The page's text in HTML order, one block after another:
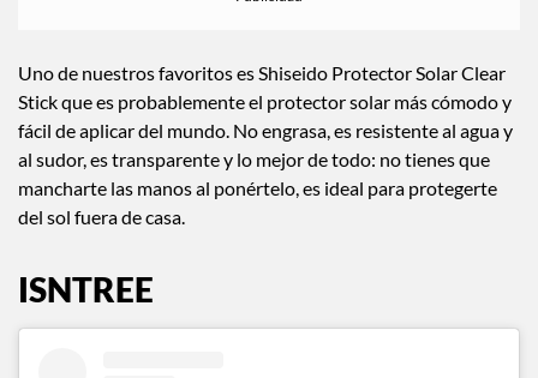
Uno de nuestros favoritos es Shiseido Protector Solar Clear
Stick que es probablemente el protector solar más cómodo y
fácil de aplicar del mundo. No engrasa, es resistente al agua y
al sudor, es transparente y lo mejor de todo: no tienes que
mancharte las manos al ponértelo, es ideal para protegerte
del sol fuera de casa.
ISNTREE